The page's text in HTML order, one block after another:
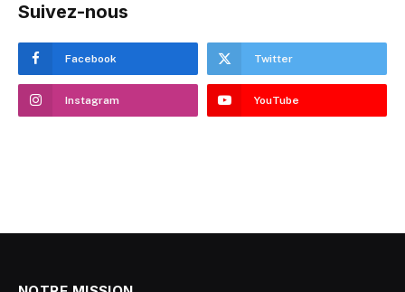
Suivez-nous
Facebook Twitter
Instagram YouTube